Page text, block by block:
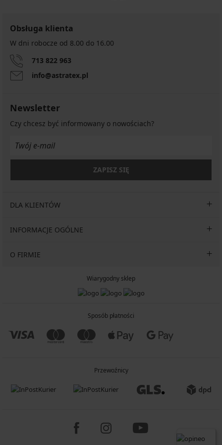
Obsługa klienta
W dni robocze od 8.00 do 16.00
713 822 963
info@astratex.pl
Newsletter
Czy chcesz być informowany o nowościach?
ZAPISZ SIĘ
DLA KLIENTÓW
INFORMACJE OGÓLNE
O FIRMIE
Wiarygodny sklep
Sposób płatności
Przewoźnicy